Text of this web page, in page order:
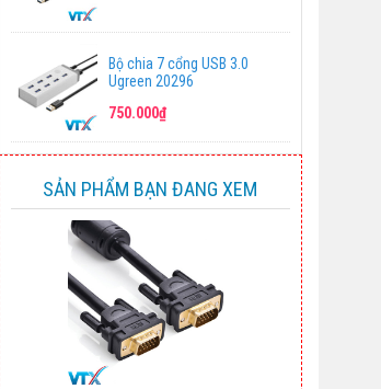
Bộ chia 7 cổng USB 3.0
Ugreen 20296
750.000₫
SẢN PHẨM BẠN ĐANG XEM